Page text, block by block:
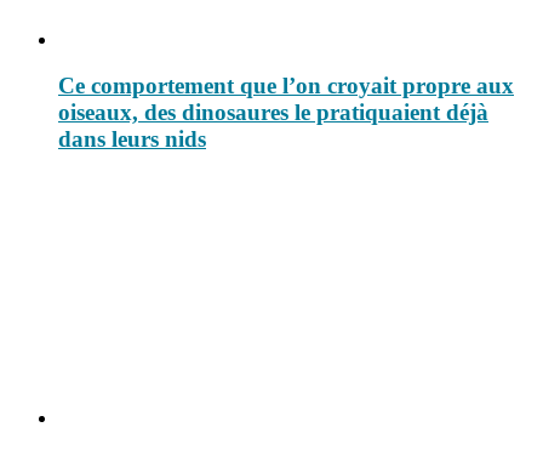
Ce comportement que l’on croyait propre aux
oiseaux, des dinosaures le pratiquaient déjà
dans leurs nids